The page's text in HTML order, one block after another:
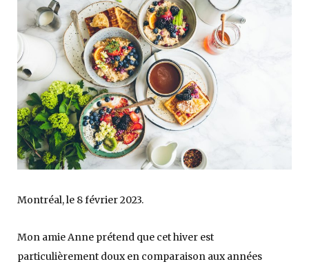
Montréal, le 8 février 2023.
Mon amie Anne prétend que cet hiver est
particulièrement doux en comparaison aux années